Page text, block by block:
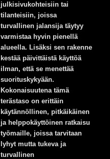
julkisivukohteisiin tai
tilanteisiin, joissa
turvallinen jalansija täytyy
varmistaa hyvin pienellä
alueella. Lisäksi sen rakenne
kestää päivittäistä käyttöä
ilman, että se menettää
suorituskykyään.
Kokonaisuutena tämä
terästaso on erittäin
käytännöllinen, pitkäikäinen
ja helppokäyttöinen ratkaisu
työmaille, joissa tarvitaan
lyhyt mutta tukeva ja
turvallinen